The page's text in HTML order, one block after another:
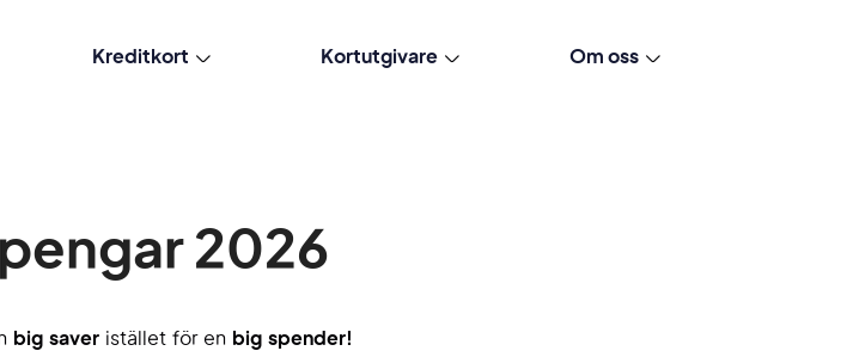
Kreditkort Kortutgivare Om oss
2026
big saver istället för en big spender!